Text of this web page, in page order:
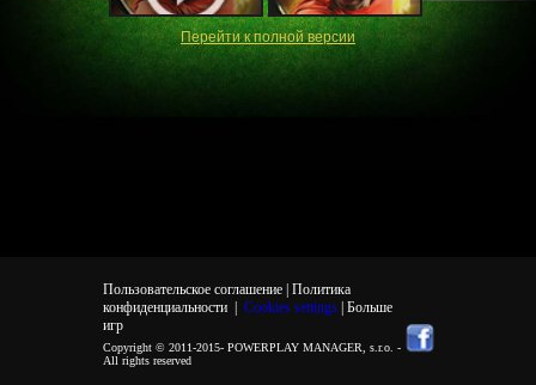
Перейти к полной версии
Пользовательское соглашение | Политика
конфиденциальности| Cookies settings
| Больше
игр
Copyright © 2011-2015- POWERPLAY MANAGER, s.r.o. -
All rights reserved